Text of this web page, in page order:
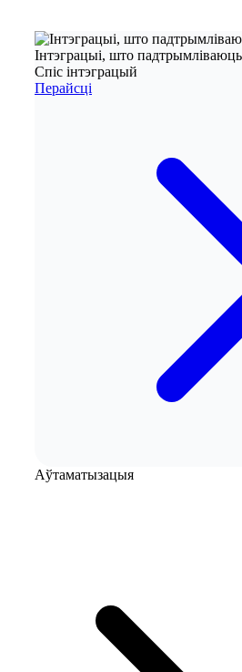
Інтэграцыі, што
Спіс інтэграцый
Перайсці
Аўтаматызацыя